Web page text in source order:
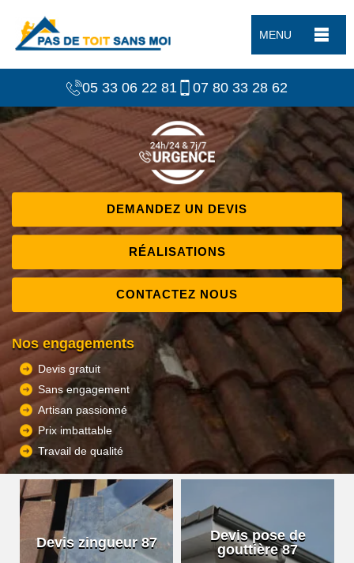
MENU
05 33 06 22 81 07 80 33 28 62
DEMANDEZ UN DEVIS
RÉALISATIONS
CONTACTEZ NOUS
Nos engagements
Devis gratuit
Sans engagement
Artisan passionné
Prix imbattable
Travail de qualité
Devis zingueur 87
Devis pose de
gouttière 87